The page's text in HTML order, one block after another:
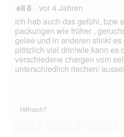
eli 8 · vor 4 Jahren
ich hab auch das gefühl, bzw
packungen wie früher ,
gelee und in anderen stinkt es
plötzlich viel drin!wie kann es
verschiedene chargen vom
unterschiedlich riechen/
Hilfreich?